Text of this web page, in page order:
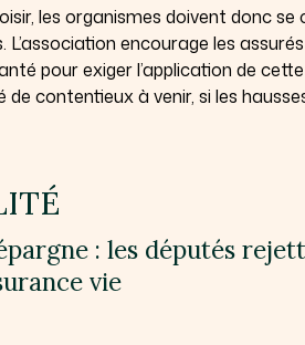
les organismes doivent donc
L’association encourage les
pour exiger l’application de
de contentieux à venir, si les
: les députés
vie